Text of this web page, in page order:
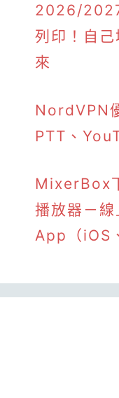
2026/
列印！自
來
NordVPN
PTT、
MixerBox
播放器－
App（iOS